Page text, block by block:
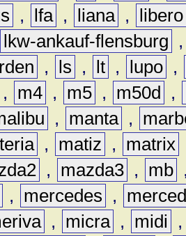
, lfa , liana ,
libero
lkw-ankauf-flensburg
, ls , lt , lupo ,
, m4 , m5 , m50d ,
, manta ,
, matiz , matrix
, mazda3 , mb
, mercedes ,
, micra , midi